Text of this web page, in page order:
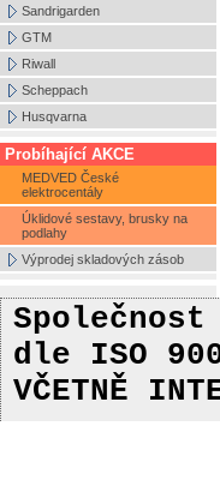
Sandrigarden
GTM
Riwall
Scheppach
Husqvarna
Probíhající AKCE
MEDVED České
elektrocentály
Úklidové sestavy, brusky na
podlahy
Výprodej skladových zásob
dle ISO
VČETNĚ